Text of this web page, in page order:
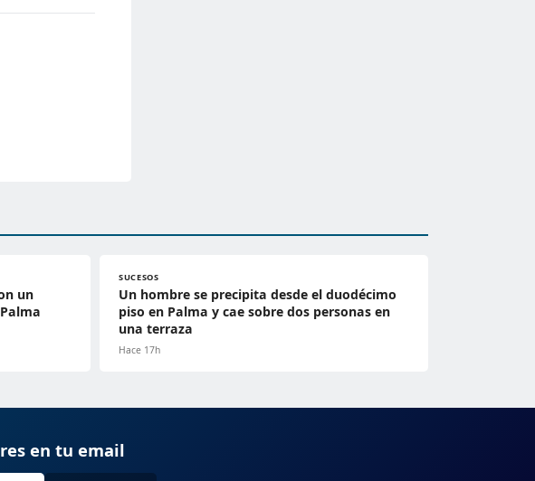
un
SUCESOS
Un hombre se precipita desde el duodécimo
piso en Palma y cae sobre dos personas en
una terraza
Hace 17h
en tu email